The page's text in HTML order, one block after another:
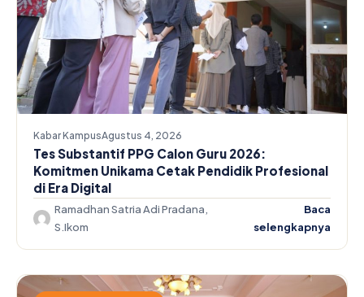
Kabar KampusAgustus 4, 2026
Tes Substantif PPG Calon Guru 2026:
Komitmen Unikama Cetak Pendidik Profesional
di Era Digital
Ramadhan Satria Adi Pradana,
S.Ikom
Baca
selengkapnya